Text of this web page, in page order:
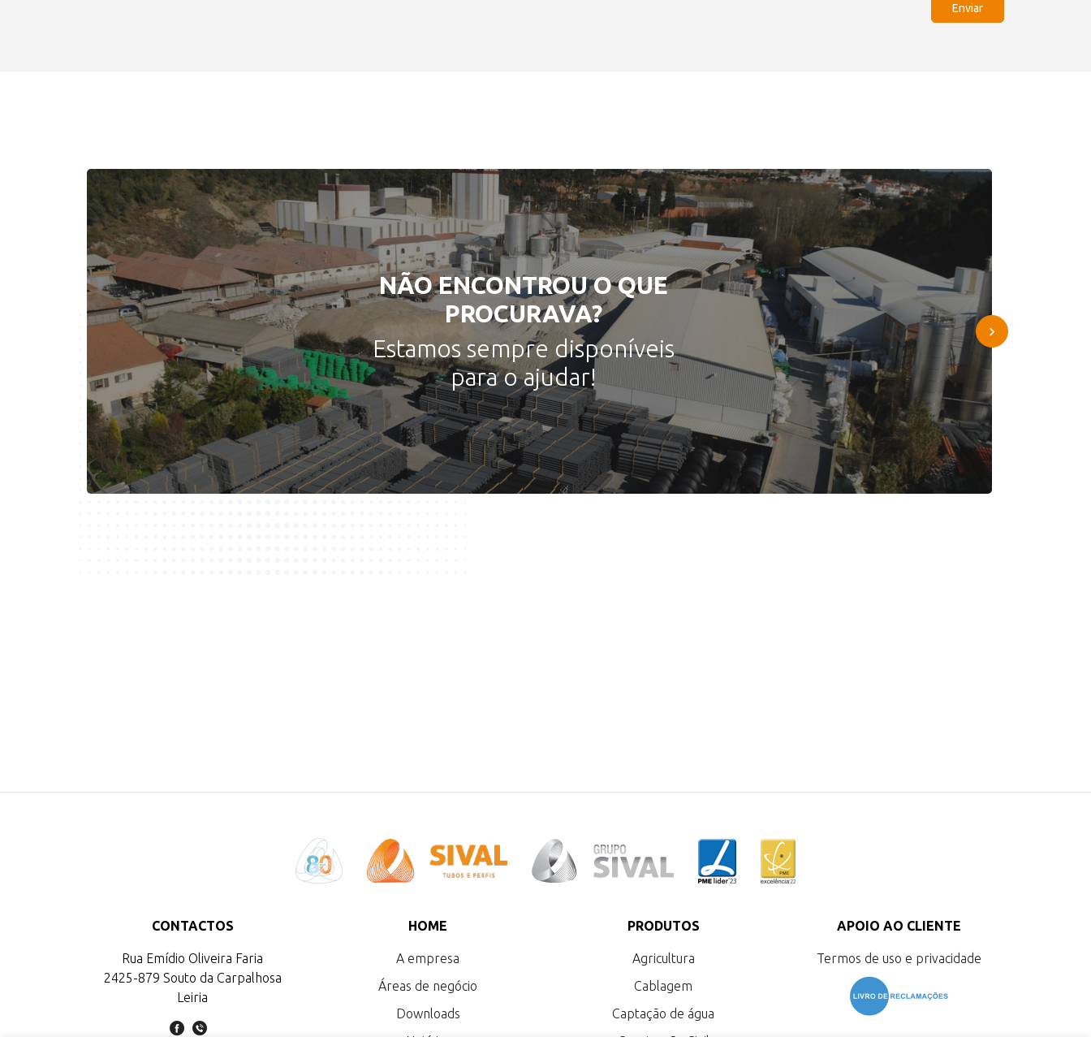
Enviar
NÃO ENCONTROU O QUE
PROCURAVA?
Estamos sempre disponíveis
para o ajudar!
CONTACTOS
Rua Emídio Oliveira Faria
2425-879 Souto da Carpalhosa
Leiria
HOME
A empresa
Áreas de negócio
Downloads
Notícias
PRODUTOS
Agricultura
Cablagem
Captação de água
Construção Civil
APOIO AO CLIENTE
Termos de uso e privacidade